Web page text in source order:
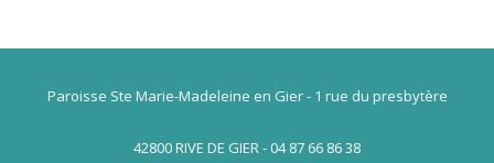
Paroisse Ste Marie-Madeleine en Gier - 1 rue du presbytère
42800 RIVE DE GIER - 04 87 66 86 38